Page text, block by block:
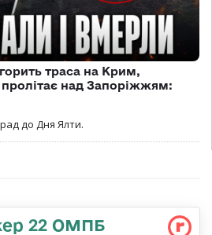
траса на Крим,
над Запоріжжям:
до Дня Ялти.
22 ОМПБ